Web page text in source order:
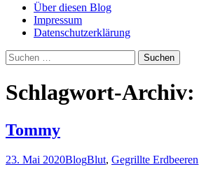
Über diesen Blog
Impressum
Datenschutzerklärung
Suchen
nach:
Schlagwort-Archiv:
Tommy
23. Mai 2020BlogBlut, Gegrillte Erdbeeren